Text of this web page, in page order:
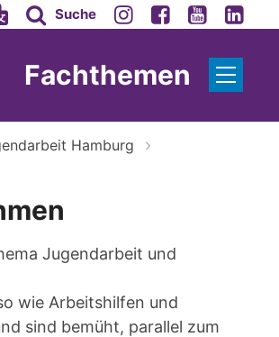
Suche
Fachthemen
Hamburg
Jugendarbeit und
wie Arbeitshilfen und
sind bemüht, parallel zum